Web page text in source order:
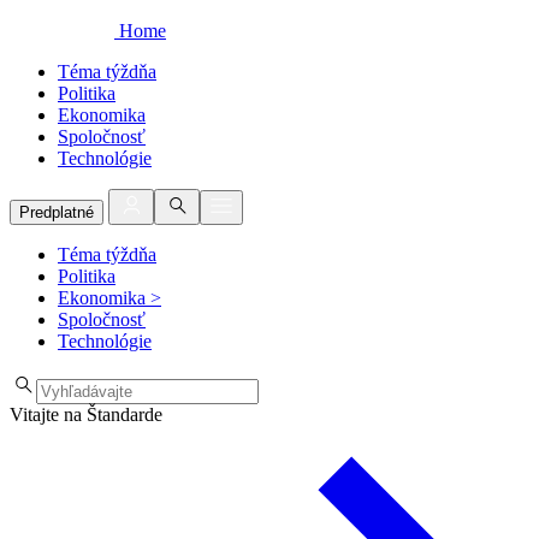
Home
Téma týždňa
Politika
Ekonomika
Spoločnosť
Technológie
Predplatné
Téma týždňa
Politika
Ekonomika >
Spoločnosť
Technológie
Vitajte na Štandarde